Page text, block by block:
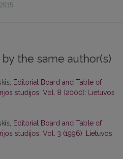
2015
the same author(s)
Editorial Board and Table of
studijos: Vol. 8 (2000): Lietuvos
Editorial Board and Table of
studijos: Vol. 3 (1996): Lietuvos